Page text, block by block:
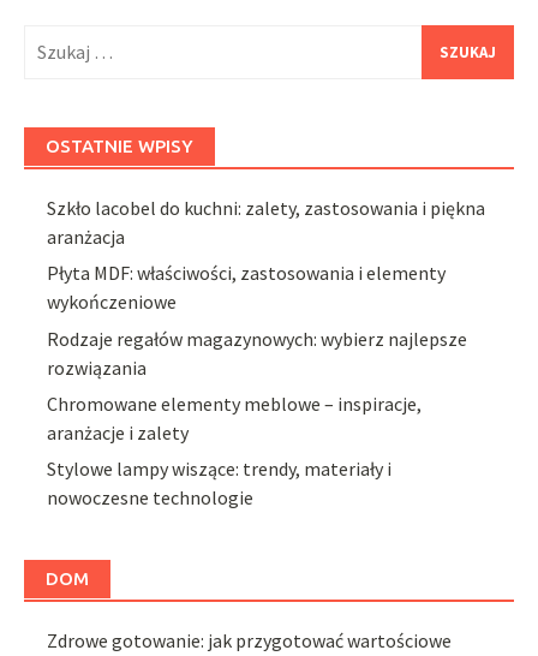
OSTATNIE WPISY
Szkło lacobel do kuchni: zalety, zastosowania i piękna
aranżacja
Płyta MDF: właściwości, zastosowania i elementy
wykończeniowe
Rodzaje regałów magazynowych: wybierz najlepsze
rozwiązania
Chromowane elementy meblowe – inspiracje,
aranżacje i zalety
Stylowe lampy wiszące: trendy, materiały i
nowoczesne technologie
DOM
Zdrowe gotowanie: jak przygotować wartościowe